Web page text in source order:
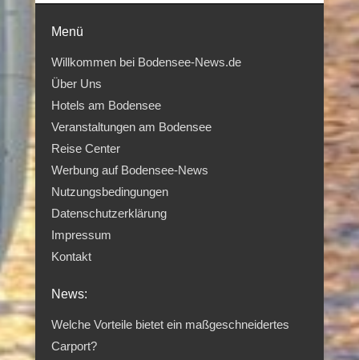
Menü
Willkommen bei Bodensee-News.de
Über Uns
Hotels am Bodensee
Veranstaltungen am Bodensee
Reise Center
Werbung auf Bodensee-News
Nutzungsbedingungen
Datenschutzerklärung
Impressum
Kontakt
News:
Welche Vorteile bietet ein maßgeschneidertes
Carport?